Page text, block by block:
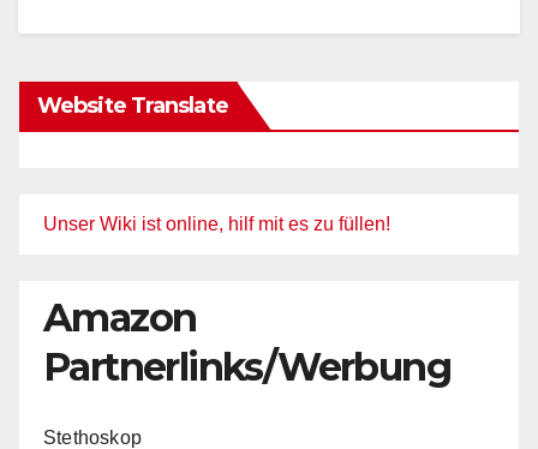
Website Translate
Unser Wiki ist online, hilf mit es zu füllen!
Amazon
Partnerlinks/Werbung
Stethoskop